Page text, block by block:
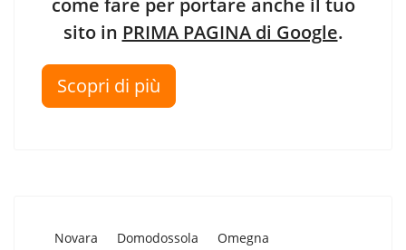
come fare per portare anche il tuo
sito in PRIMA PAGINA di Google.
Scopri di più
Novara Domodossola Omegna